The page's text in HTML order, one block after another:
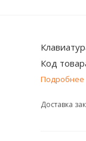
Код
Подробнее
Доставка